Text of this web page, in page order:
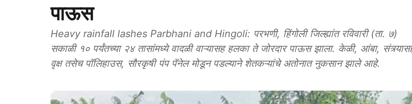
पाऊस
Heavy rainfall lashes Parbhani and Hingoli: परभणी, हिंगोली जिल्ह्यांत रविवारी (ता. ७)
सकाळी १० पर्यंतच्या २४ तासांमध्ये वादळी वाऱ्यासह हलका ते जोरदार पाऊस झाला. केळी, आंबा,
वृक्ष तसेच पॉलिहाउस, सौरकृषी पंप पॅनेल मोडून पडल्याने शेतकऱ्यांचे अतोनात नुकसान झाले आहे.